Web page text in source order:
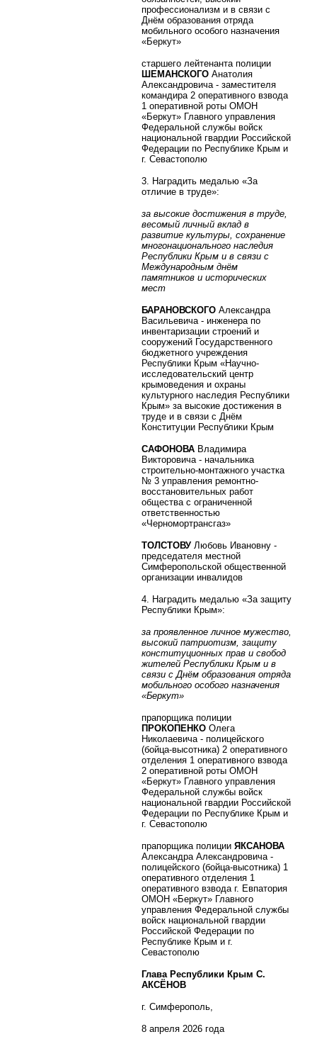
профессионализм и в связи с
Днём образования отряда
мобильного особого назначения
«Беркут»
старшего лейтенанта полиции
ШЕМАНСКОГО Анатолия
Александровича - заместителя
командира 2 оперативного взвода
1 оперативной роты ОМОН
«Беркут» Главного управления
Федеральной службы войск
национальной гвардии Российской
Федерации по Республике Крым и
г. Севастополю
3. Наградить медалью «За
отличие в труде»:
за высокие достижения в труде,
весомый личный вклад в
развитие культуры, сохранение
многонационального наследия
Республики Крым и в связи с
Международным днём
памятников и исторических
мест
БАРАНОВСКОГО Александра
Васильевича - инженера по
инвентаризации строений и
сооружений Государственного
бюджетного учреждения
Республики Крым «Научно-
исследовательский центр
крымоведения и охраны
культурного наследия Республики
Крым» за высокие достижения в
труде и в связи с Днём
Конституции Республики Крым
САФОНОВА Владимира
Викторовича - начальника
строительно-монтажного участка
№ 3 управления ремонтно-
восстановительных работ
общества с ограниченной
ответственностью
«Черномортрансгаз»
ТОЛСТОВУ Любовь Ивановну -
председателя местной
Симферопольской общественной
организации инвалидов
4. Наградить медалью «За защиту
Республики Крым»:
за проявленное личное мужество,
высокий патриотизм, защиту
конституционных прав и свобод
жителей Республики Крым и в
связи с Днём образования отряда
мобильного особого назначения
«Беркут»
прапорщика полиции
ПРОКОПЕНКО Олега
Николаевича - полицейского
(бойца-высотника) 2 оперативного
отделения 1 оперативного взвода
2 оперативной роты ОМОН
«Беркут» Главного управления
Федеральной службы войск
национальной гвардии Российской
Федерации по Республике Крым и
г. Севастополю
прапорщика полиции ЯКСАНОВА
Александра Александровича -
полицейского (бойца-высотника) 1
оперативного отделения 1
оперативного взвода г. Евпатория
ОМОН «Беркут» Главного
управления Федеральной службы
войск национальной гвардии
Российской Федерации по
Республике Крым и г.
Севастополю
Глава Республики Крым С.
АКСЁНОВ
г. Симферополь,
8 апреля 2026 года